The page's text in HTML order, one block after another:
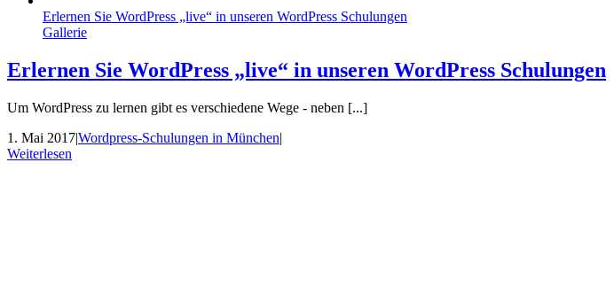
Erlernen Sie WordPress „live“ in unseren WordPress Schulungen
Gallerie
Erlernen Sie WordPress „live“ in unseren WordPress Schulungen
Um WordPress zu lernen gibt es verschiedene Wege - neben [...]
1. Mai 2017|Wordpress-Schulungen in München|
Weiterlesen